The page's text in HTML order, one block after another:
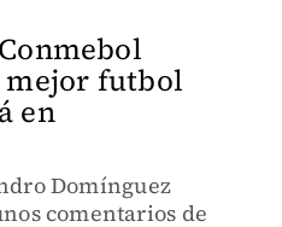
mejor futbol
en
Domínguez
comentarios de